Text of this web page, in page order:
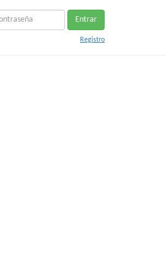
Entrar
Registro